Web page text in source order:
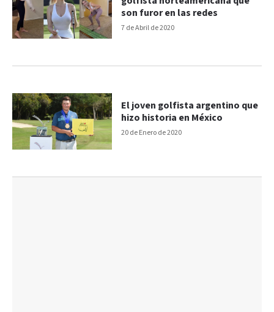
7 de Abril de 2020
son furor en las redes
20 de Enero de 2020
El joven golfista argentino que
hizo historia en México